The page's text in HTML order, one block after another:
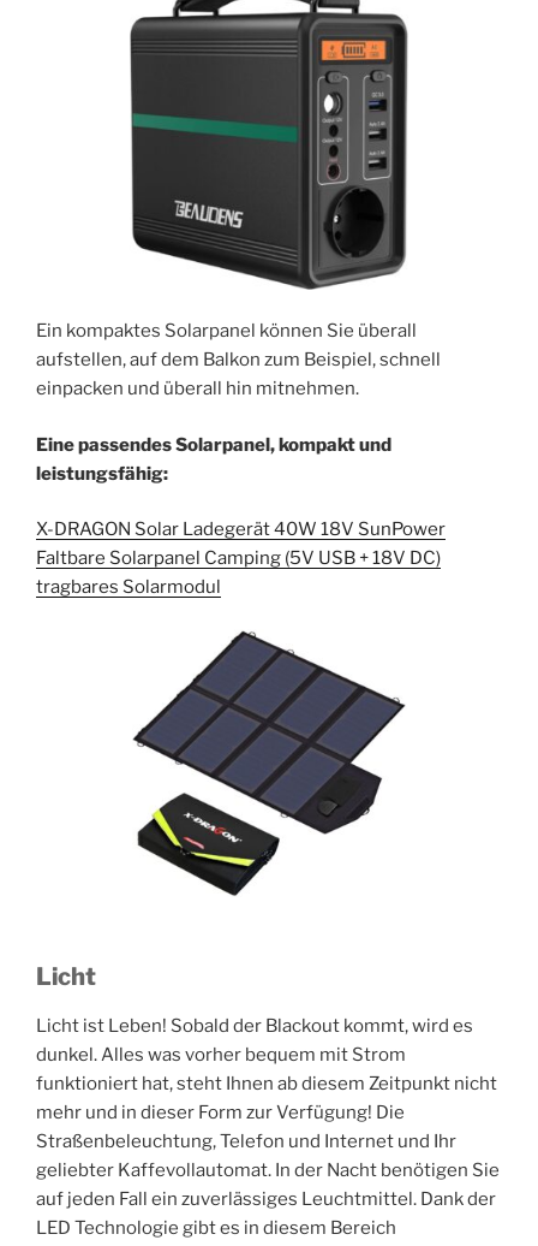
Ein kompaktes Solarpanel können Sie überall
aufstellen, auf dem Balkon zum Beispiel, schnell
einpacken und überall hin mitnehmen.
Eine passendes Solarpanel, kompakt und
leistungsfähig:
X-DRAGON Solar Ladegerät 40W 18V SunPower
Faltbare Solarpanel Camping (5V USB + 18V DC)
tragbares Solarmodul
Licht
Licht ist Leben! Sobald der Blackout kommt, wird es
dunkel. Alles was vorher bequem mit Strom
funktioniert hat, steht Ihnen ab diesem Zeitpunkt nicht
mehr und in dieser Form zur Verfügung! Die
Straßenbeleuchtung, Telefon und Internet und Ihr
geliebter Kaffevollautomat. In der Nacht benötigen Sie
auf jeden Fall ein zuverlässiges Leuchtmittel. Dank der
LED Technologie gibt es in diesem Bereich